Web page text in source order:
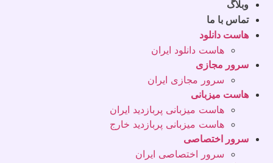
وبلاگ
تماس با ما
هاست دانلود
هاست دانلود ایران
سرور مجازی
سرور مجازی ایران
هاست میزبانی
هاست میزبانی پربازدید ایران
هاست میزبانی پربازدید خارج
سرور اختصاصی
سرور اختصاصی ایران